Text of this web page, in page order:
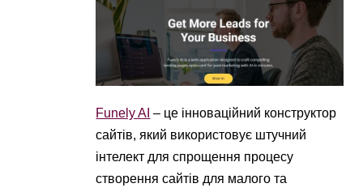
Funely AI – це інноваційний конструктор
сайтів, який використовує штучний
інтелект для спрощення процесу
створення сайтів для малого та